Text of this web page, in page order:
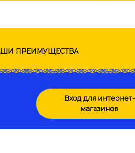
ПРЕИМУЩЕСТВА
Вход для интернет-
магазинов